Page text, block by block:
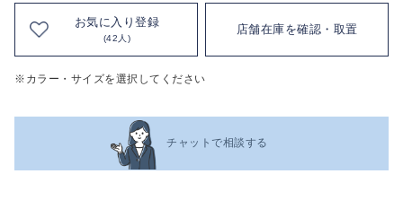
お気に入り登録
(42人)
店舗在庫を確認・取置
※カラー・サイズを選択してください
チャットで相談する